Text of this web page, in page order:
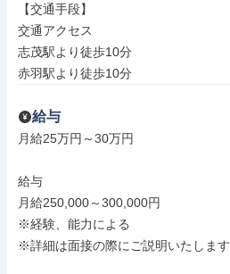
【交通手段】
交通アクセス
志茂駅より徒歩10分
赤羽駅より徒歩10分
給与
月給25万円～30万円
給与
月給250,000～300,000円
※経験、能力による
※詳細は面接の際にご説明いたします